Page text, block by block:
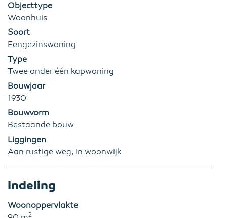
Objecttype
Woonhuis
Soort
Eengezinswoning
Type
Twee onder één kapwoning
Bouwjaar
1930
Bouwvorm
Bestaande bouw
Liggingen
Aan rustige weg, In woonwijk
Indeling
Woonoppervlakte
2